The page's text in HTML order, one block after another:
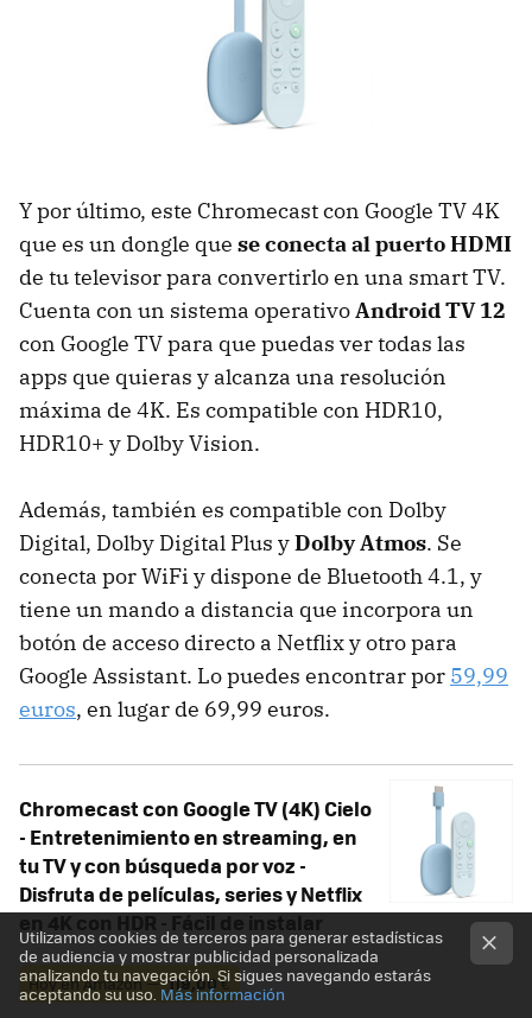
Y por último, este Chromecast con Google TV 4K
que es un dongle que se conecta al puerto HDMI
de tu televisor para convertirlo en una smart TV.
Cuenta con un sistema operativoAndroid TV 12
con Google TV para que puedas ver todas las
apps que quieras y alcanza una resolución
máxima de 4K. Es compatible con HDR10,
HDR10+ y Dolby Vision.
Además, también es compatible con Dolby
Digital, Dolby Digital Plus yDolby Atmos. Se
conecta por WiFi y dispone de Bluetooth 4.1, y
tiene un mando a distancia que incorpora un
botón de acceso directo a Netflix y otro para
Google Assistant. Lo puedes encontrar por 59,99
euros, en lugar de 69,99 euros.
Chromecast con Google TV (4K) Cielo
- Entretenimiento en streaming, en
tu TV y con búsqueda por voz -
Disfruta de películas, series y Netflix
en 4K con HDR - Fácil de instalar
Hoy en Amazon — 119,00€
Utilizamos cookies de terceros para generar estadísticas
de audiencia y mostrar publicidad personalizada
analizando tu navegación. Si sigues navegando estarás
aceptando su uso. Más información